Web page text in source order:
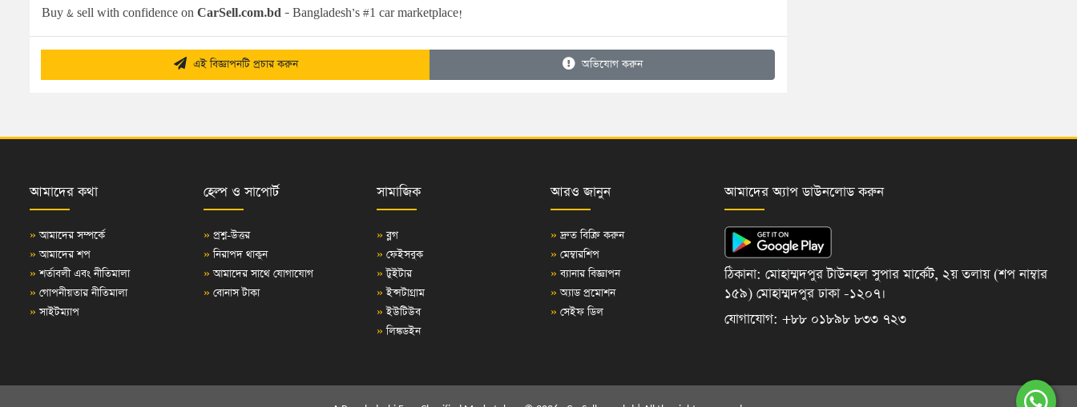
Buy & sell with confidence on CarSell.com.bd – Bangladesh’s #1 car marketplace!
এই বিজ্ঞাপনটি প্রচার করুন অভিযোগ করুন
আমাদের কথা
» আমাদের সম্পর্কে
» আমাদের শপ
» শর্তাবলী এবং নীতিমালা
» গোপনীয়তার নীতিমালা
» সাইটম্যাপ
হেল্প ও সাপোর্ট
» প্রশ্ন-উত্তর
» নিরাপদ থাকুন
» আমাদের সাথে যোগাযোগ
» বোনাস টাকা
সামাজিক
» ব্লগ
» ফেইসবুক
» টুইটার
» ইন্সটাগ্রাম
» ইউটিউব
» লিঙ্কডইন
আরও জানুন
» দ্রুত বিক্রি করুন
» মেম্বারশিপ
» ব্যানার বিজ্ঞাপন
» অ্যাড প্রমোশন
» সেইফ ডিল
আমাদের অ্যাপ ডাউনলোড করুন
ঠিকানা: মোহাম্মদপুর টাউনহল সুপার মার্কেট, ২য় তলায় (শপ নাম্বার
১৫৯) মোহাম্মদপুর ঢাকা -১২০৭।
যোগাযোগ: +৮৮ ০১৮৯৮ ৮৩৩ ৭২৩